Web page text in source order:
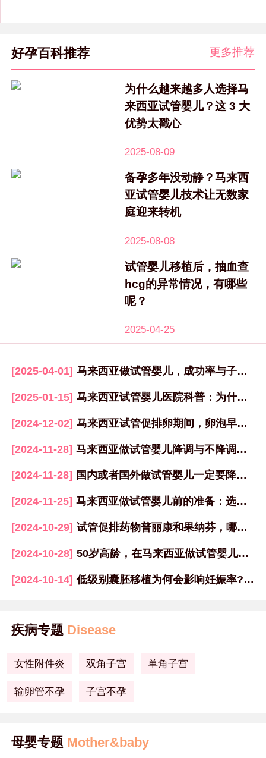
好孕百科推荐 更多推荐
为什么越来越多人选择马
来西亚试管婴儿？这 3 大
优势太戳心
2025-08-09
备孕多年没动静？马来西
亚试管婴儿技术让无数家
庭迎来转机
2025-08-08
试管婴儿移植后，抽血查
hcg的异常情况，有哪些
呢？
2025-04-25
[2025-04-01] 马来西亚做试管婴儿，成功率与子宫内膜挂钩！
[2025-01-15] 马来西亚试管婴儿医院科普：为什么胚胎冷冻多年解冻后仍可使用？
[2024-12-02] 马来西亚试管促排卵期间，卵泡早排的原因及应对方法
[2024-11-28] 马来西亚做试管婴儿降调与不降调各自的优势分析
[2024-11-28] 国内或者国外做试管婴儿一定要降调吗？
[2024-11-25] 马来西亚做试管婴儿前的准备：选择医院、医生与身体调理全攻略
[2024-10-29] 试管促排药物普丽康和果纳芬，哪一个促排卵更好？
[2024-10-28] 50岁高龄，在马来西亚做试管婴儿，如何提高成功率？
[2024-10-14] 低级别囊胚移植为何会影响妊娠率?该如何改善试管成功率？
疾病专题 Disease
女性附件炎 双角子宫 单角子宫
输卵管不孕 子宫不孕
母婴专题 Mother&baby